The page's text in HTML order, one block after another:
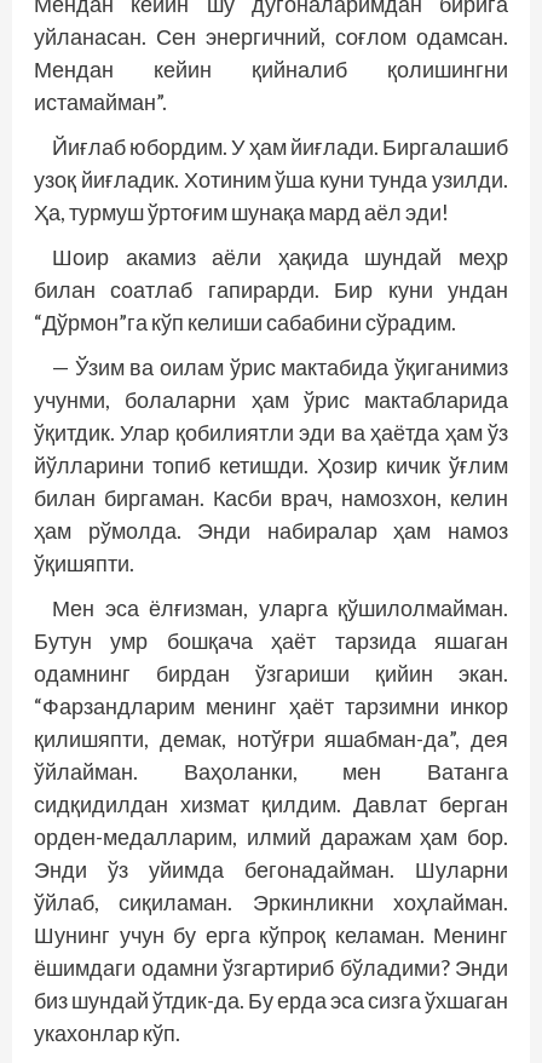
уйланасан. Сен энергичний, соғлом одамсан.
Мендан кейин қийналиб қолишингни
истамайман”.
Йиғлаб юбордим. У ҳам йиғлади. Биргалашиб
узоқ йиғладик. Хотиним ўша куни тунда узилди.
Ҳа, турмуш ўртоғим шунақа мард аёл эди!
Шоир акамиз аёли ҳақида шундай меҳр
билан соатлаб гапирарди. Бир куни ундан
“Дўрмон”га кўп келиши сабабини сўрадим.
— Ўзим ва оилам ўрис мактабида ўқиганимиз
учунми, болаларни ҳам ўрис мактабларида
ўқитдик. Улар қобилиятли эди ва ҳаётда ҳам ўз
йўлларини топиб кетишди. Ҳозир кичик ўғлим
билан биргаман. Касби врач, намозхон, келин
ҳам рўмолда. Энди набиралар ҳам намоз
ўқишяпти.
Мен эса ёлғизман, уларга қўшилолмайман.
Бутун умр бошқача ҳаёт тарзида яшаган
одамнинг бирдан ўзгариши қийин экан.
“Фарзандларим менинг ҳаёт тарзимни инкор
қилишяпти, демак, нотўғри яшабман-да”, дея
ўйлайман. Ваҳоланки, мен Ватанга
сидқидилдан хизмат қилдим. Давлат берган
орден-медалларим, илмий даражам ҳам бор.
Энди ўз уйимда бегонадайман. Шуларни
ўйлаб, сиқиламан. Эркинликни хоҳлайман.
Шунинг учун бу ерга кўпроқ келаман. Менинг
ёшимдаги одамни ўзгартириб бўладими? Энди
биз шундай ўтдик-да. Бу ерда эса сизга ўхшаган
укахонлар кўп.